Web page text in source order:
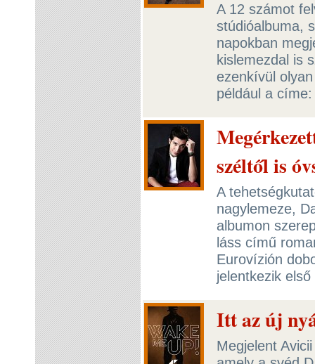
A 12 számot
stúdióalbuma,
napokban
kislemezdal is
ezenkívül
például a
széltől is
A
nagylemeze,
albumon
láss című
Eurovízión
jelentkezik
Itt az új
Megjelent